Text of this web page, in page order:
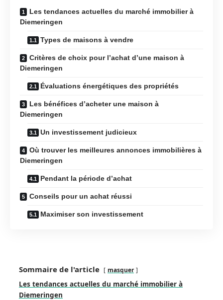
Les tendances actuelles du marché immobilier à
Diemeringen
Types de maisons à vendre
Critères de choix pour l’achat d’une maison à
Diemeringen
Évaluations énergétiques des propriétés
Les bénéfices d’acheter une maison à
Diemeringen
Un investissement judicieux
Où trouver les meilleures annonces immobilières à
Diemeringen
Pendant la période d’achat
Conseils pour un achat réussi
Maximiser son investissement
Sommaire de l'article masquer
Les tendances actuelles du marché immobilier à
Diemeringen